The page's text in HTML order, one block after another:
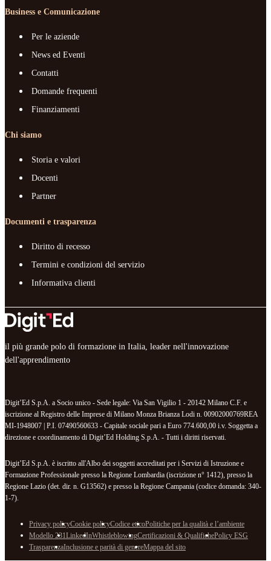
Business e Comunicazione
Per le aziende
News ed Eventi
Contatti
Domande frequenti
Finanziamenti
Chi siamo
Storia e valori
Docenti
Partner
Documenti e trasparenza
Diritto di recesso
Termini e condizioni del servizio
Informativa clienti
il più grande polo di formazione in Italia, leader nell'innovazione
dell'apprendimento
Digit’Ed S.p.A. a Socio unico - Sede legale: Via San Vigilio 1 - 20142 Milano C.F. e
iscrizione al Registro delle Imprese di Milano Monza Brianza Lodi n. 00902000769REA
MI-1948007 | P.I. 07490560633 - Capitale sociale pari a Euro 774.600,00 i.v. Soggetta a
direzione e coordinamento di Digit’Ed Holding S.p.A. - Tutti i diritti riservati.
Digit’Ed S.p.A. è iscritto all'Albo dei soggetti accreditati per i Servizi di Istruzione e
Formazione Professionale presso la Regione Lombardia (iscrizione n° 1412), presso la
Regione Lazio (det. dir. n. G13562) e presso la Regione Campania (codice domanda: 340-
1-7).
Privacy policyCookie policyCodice eticoPolitiche per la qualità e l’ambiente
Modello 231LinkedInWhistleblowingCertificazioni & QualifichePolicy ESG
TrasparenzaInclusione e parità di genereMappa del sito